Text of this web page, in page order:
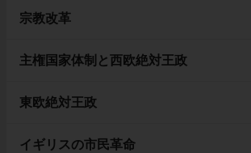
宗教改革
主権国家体制と西欧絶対王政
東欧絶対王政
イギリスの市民革命